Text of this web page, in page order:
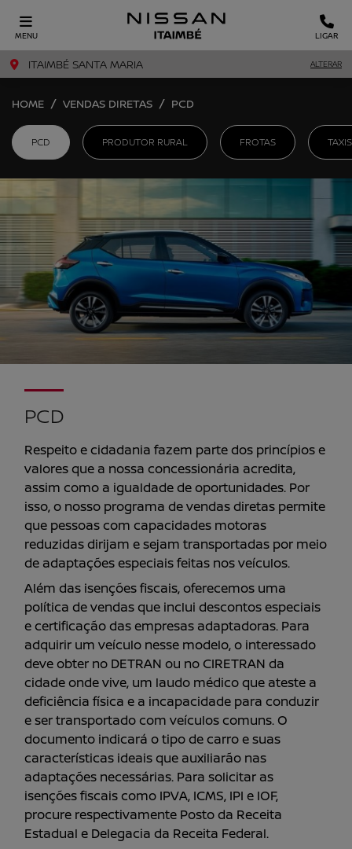
MENU LIGAR
ITAIMBÉ SANTA MARIA ALTERAR
HOME VENDAS DIRETAS PCD
PRODUTOR RURAL
PCD FROTAS
PCD
Respeito e cidadania fazem parte dos princípios e
valores que a nossa concessionária acredita,
assim como a igualdade de oportunidades. Por
isso, o nosso programa de vendas diretas permite
que pessoas com capacidades motoras
reduzidas dirijam e sejam transportadas por meio
de adaptações especiais feitas nos veículos.
Além das isenções fiscais, oferecemos uma
política de vendas que inclui descontos especiais
e certificação das empresas adaptadoras. Para
adquirir um veículo nesse modelo, o interessado
deve obter no DETRAN ou no CIRETRAN da
cidade onde vive, um laudo médico que ateste a
deficiência física e a incapacidade para conduzir
e ser transportado com veículos comuns. O
documento indicará o tipo de carro e suas
características ideais que auxiliarão nas
adaptações necessárias. Para solicitar as
isenções fiscais como IPVA, ICMS, IPI e IOF,
procure respectivamente Posto da Receita
Estadual e Delegacia da Receita Federal.